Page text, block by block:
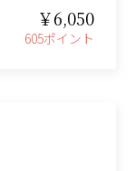
￥6,050
605ポイント